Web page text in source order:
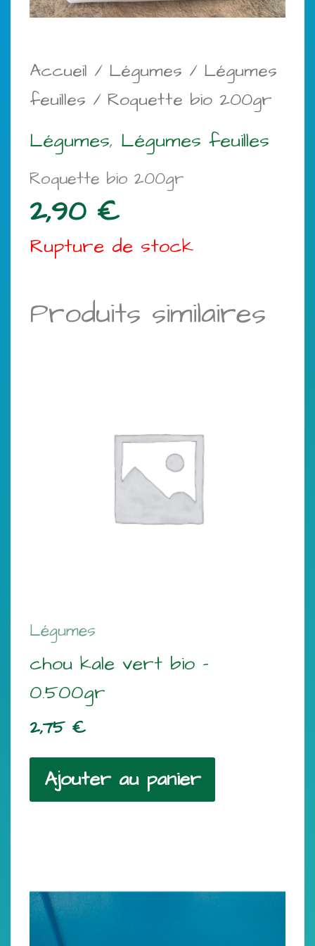
Accueil / Légumes / Légumes
feuilles / Roquette bio 200gr
Légumes, Légumes feuilles
Roquette bio 200gr
2,90€
Rupture de stock
Produits similaires
Légumes
chou kale vert bio –
0.500gr
2,75 €
Ajouter au panier